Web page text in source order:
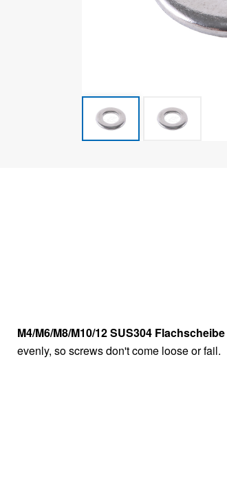
M4/M6/M8/M10/12 SUS304 Flachscheibe
evenly, so screws don't come loose or fail.